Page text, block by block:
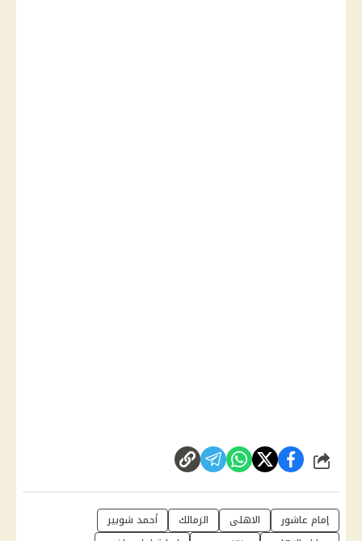
شارك
إمام عاشور الاهلى الزمالك
أحمد شوبير